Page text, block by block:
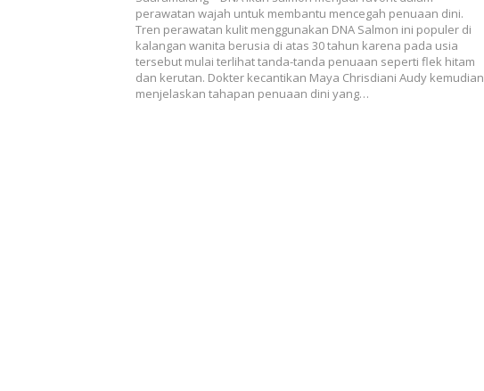
perawatan wajah untuk membantu mencegah penuaan dini.
Tren perawatan kulit menggunakan DNA Salmon ini populer di
kalangan wanita berusia di atas 30 tahun karena pada usia
tersebut mulai terlihat tanda-tanda penuaan seperti flek hitam
dan kerutan. Dokter kecantikan Maya Chrisdiani Audy kemudian
menjelaskan tahapan penuaan dini yang…